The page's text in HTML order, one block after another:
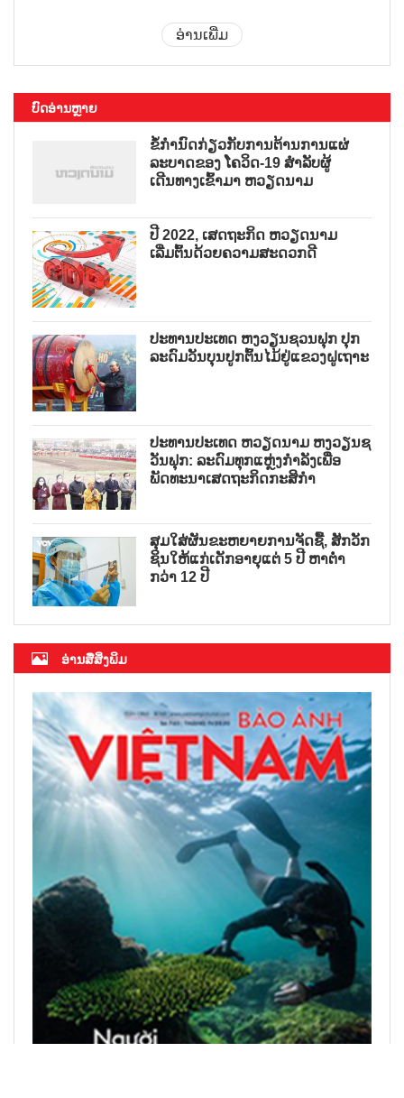
ອ່ານເພີ່ມ
ບົດອ່ານຫຼາຍ
ຂໍ້ກຳນົດກ່ຽວກັບການຕ້ານການແຜ່
ລະບາດຂອງ ໂຄວິດ-19 ສຳລັບຜູ້
ເດີນທາງເຂົ້າມາ ຫວຽດນາມ
ປີ 2022, ເສດຖະກິດ ຫວຽດນາມ
ເລີ່ມຕົ້ນດ້ວຍຄວາມສະດວກດີ
ປະທານປະເທດ ຫງວຽນຊວນຟຸກ ປຸກ
ລະດົມວັນບຸນປູກຕົ້ນໄມ້ຢູ່ແຂວງຝູເຖາະ
ປະທານປະເທດ ຫວຽດນາມ ຫງວຽນຊ
ວັນຟຸກ: ລະດົມທຸກແຫຼ່ງກຳລັງເພື່ອ
ພັດທະນາເສດຖະກິດກະສິກຳ
ສຸມໃສ່ຜັນຂະຫຍາຍການຈັດຊື້, ສັກວັກ
ຊິນໃຫ້ແກ່ເດັກອາຍຸແຕ່ 5 ປີ ຫາຕ່ຳ
ກວ່າ 12 ປີ
ອ່ານສື່ສິ່ງພິມ